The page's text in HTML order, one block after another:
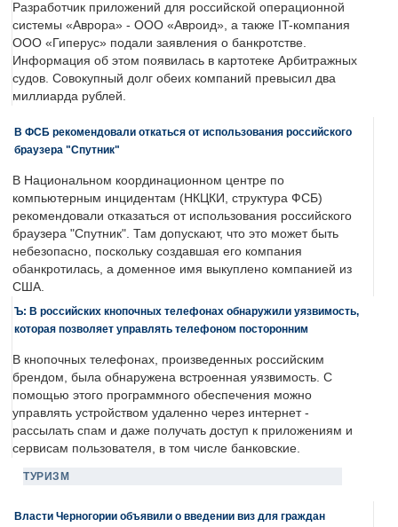
Разработчик приложений для российской операционной
системы «Аврора» - ООО «Авроид», а также IT-компания
ООО «Гиперус» подали заявления о банкротстве.
Информация об этом появилась в картотеке Арбитражных
судов. Совокупный долг обеих компаний превысил два
миллиарда рублей.
В ФСБ рекомендовали откаться от использования российского
браузера "Спутник"
В Национальном координационном центре по
компьютерным инцидентам (НКЦКИ, структура ФСБ)
рекомендовали отказаться от использования российского
браузера "Спутник". Там допускают, что это может быть
небезопасно, поскольку создавшая его компания
обанкротилась, а доменное имя выкуплено компанией из
США.
Ъ: В российских кнопочных телефонах обнаружили уязвимость,
которая позволяет управлять телефоном посторонним
В кнопочных телефонах, произведенных российским
брендом, была обнаружена встроенная уязвимость. С
помощью этого программного обеспечения можно
управлять устройством удаленно через интернет -
рассылать спам и даже получать доступ к приложениям и
сервисам пользователя, в том числе банковские.
ТУРИЗМ
Власти Черногории объявили о введении виз для граждан